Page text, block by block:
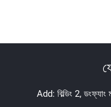
Add: বিল্ডিং 2, ডংফ্যাং